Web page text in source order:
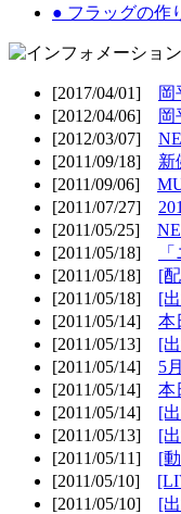
● フラッグの作
[2017/04/01]
岡
[2012/04/06]
岡
[2012/03/07]
[2011/09/18] 新
[2011/09/06]
[2011/07/27]
[2011/05/25]
[2011/05/18]
[2011/05/18] [
[2011/05/18] [
[2011/05/14] 本
[2011/05/13] [
[2011/05/14] 5
[2011/05/14] 本
[2011/05/14] [
[2011/05/13] [
[2011/05/11] [
[2011/05/10]
[2011/05/10] [